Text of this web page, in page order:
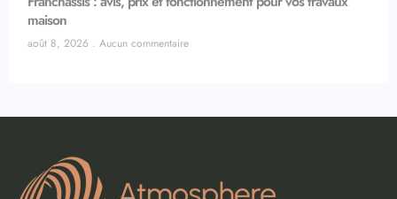
maison
août 8, 2026 Aucun commentaire